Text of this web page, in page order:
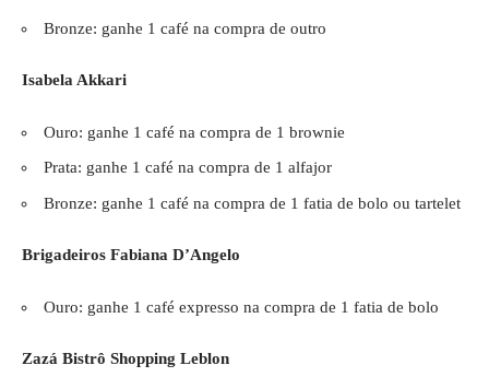
Bronze: ganhe 1 café na compra de outro
Isabela Akkari
Ouro: ganhe 1 café na compra de 1 brownie
Prata: ganhe 1 café na compra de 1 alfajor
Bronze: ganhe 1 café na compra de 1 fatia de bolo ou tartelet
Brigadeiros Fabiana D’Angelo
Ouro: ganhe 1 café expresso na compra de 1 fatia de bolo
Zazá Bistrô Shopping Leblon